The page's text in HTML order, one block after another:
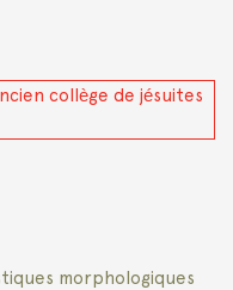
collège de jésuites
morphologiques